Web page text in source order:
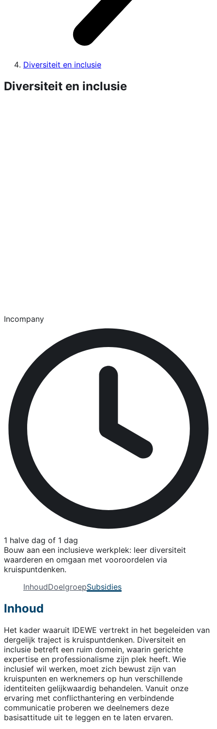
Diversiteit en inclusie
Diversiteit en inclusie
Incompany
1 halve dag of 1 dag
Bouw aan een inclusieve werkplek: leer diversiteit
waarderen en omgaan met vooroordelen via
kruispuntdenken.
InhoudDoelgroepSubsidies
Inhoud
Het kader waaruit IDEWE vertrekt in het begeleiden van
dergelijk traject is kruispuntdenken. Diversiteit en
inclusie betreft een ruim domein, waarin gerichte
expertise en professionalisme zijn plek heeft. Wie
inclusief wil werken, moet zich bewust zijn van
kruispunten en werknemers op hun verschillende
identiteiten gelijkwaardig behandelen. Vanuit onze
ervaring met conflicthantering en verbindende
communicatie proberen we deelnemers deze
basisattitude uit te leggen en te laten ervaren.